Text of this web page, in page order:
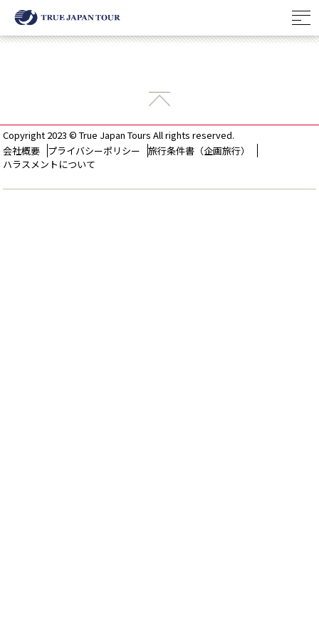
Copyright 2023 © True Japan Tours All rights reserved.
会社概要
プライバシーポリシー
旅行条件書（企画旅行）
ハラスメントについて